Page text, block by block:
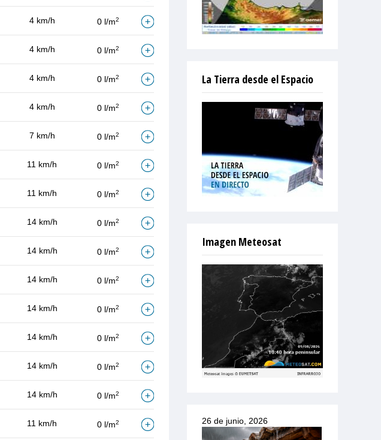
4 km/h 0 l/m2
4 km/h 0 l/m2
4 km/h 0 l/m2
4 km/h 0 l/m2
7 km/h 0 l/m2
11 km/h 0 l/m2
11 km/h 0 l/m2
14 km/h 0 l/m2
14 km/h 0 l/m2
14 km/h 0 l/m2
14 km/h 0 l/m2
14 km/h 0 l/m2
14 km/h 0 l/m2
14 km/h 0 l/m2
11 km/h 0 l/m2
La Tierra desde el Espacio
Imagen Meteosat
26 de junio, 2026